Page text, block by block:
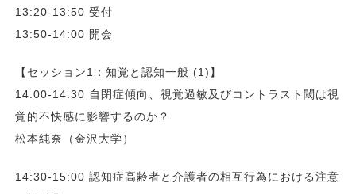
13:20-13:50 受付
13:50-14:00 開会
【セッション1：知覚と認知一般 (1)】
14:00-14:30 自閉症傾向、視覚過敏及びコントラスト閾は視
覚的不快感に影響するのか？
松本純奈（金沢大学）
14:30-15:00 認知症高齢者と介護者の相互行為における注意